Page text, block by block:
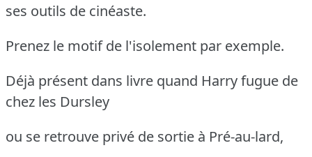
ses outils de cinéaste.
Prenez le motif de l'isolement par exemple.
Déjà présent dans livre quand Harry fugue de
chez les Dursley
ou se retrouve privé de sortie à Pré-au-lard,